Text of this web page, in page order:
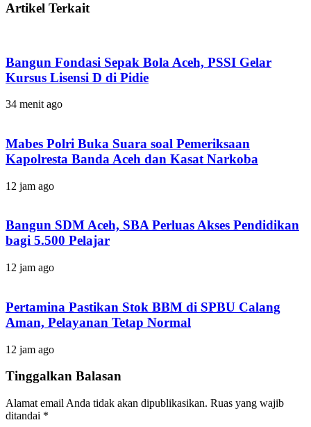
Artikel Terkait
Bangun Fondasi Sepak Bola Aceh, PSSI Gelar
Kursus Lisensi D di Pidie
34 menit ago
Mabes Polri Buka Suara soal Pemeriksaan
Kapolresta Banda Aceh dan Kasat Narkoba
12 jam ago
Bangun SDM Aceh, SBA Perluas Akses Pendidikan
bagi 5.500 Pelajar
12 jam ago
Pertamina Pastikan Stok BBM di SPBU Calang
Aman, Pelayanan Tetap Normal
12 jam ago
Tinggalkan Balasan
Alamat email Anda tidak akan dipublikasikan. Ruas yang wajib
ditandai *